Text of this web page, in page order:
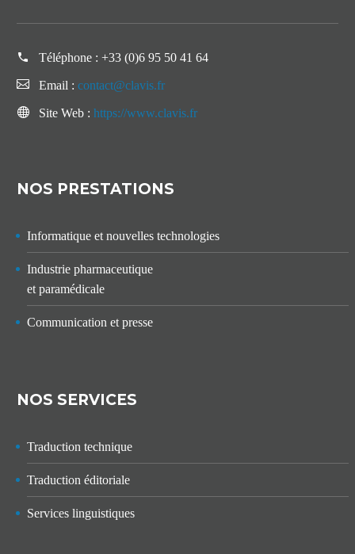
Téléphone : +33 (0)6 95 50 41 64
Email : contact@clavis.fr
Site Web : https://www.clavis.fr
NOS PRESTATIONS
Informatique et nouvelles technologies
Industrie pharmaceutique
et paramédicale
Communication et presse
NOS SERVICES
Traduction technique
Traduction éditoriale
Services linguistiques